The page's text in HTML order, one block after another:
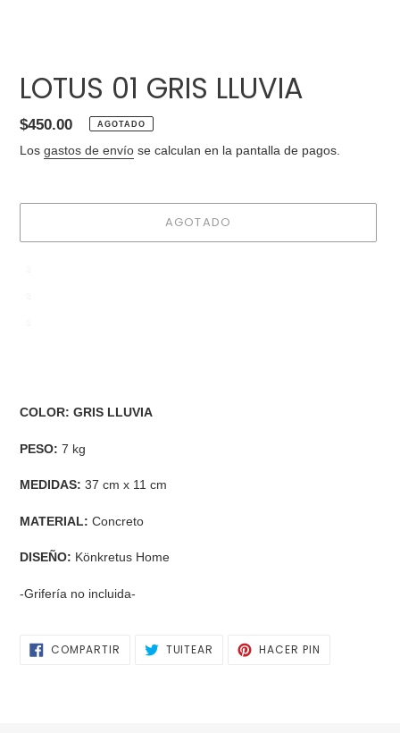
LOTUS 01 GRIS LLUVIA
Precio
habitual
$450.00 AGOTADO
Los gastos de envío se calculan en la pantalla de pagos.
AGOTADO
a
carrito
compra
COLOR: GRIS LLUVIA
PESO: 7 kg
MEDIDAS: 37 cm x 11 cm
MATERIAL: Concreto
DISEÑO: Könkretus Home
-Grifería no incluida-
COMPARTIR COMPARTIRTUITEAR TUITEARHACER PIN